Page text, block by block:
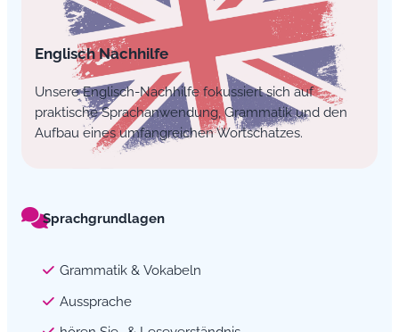
Englisch Nachhilfe
Unsere Englisch-Nachhilfe fokussiert sich auf
praktische Sprachanwendung, Grammatik und den
Aufbau eines umfangreichen Wortschatzes.
Sprachgrundlagen
Grammatik & Vokabeln
Aussprache